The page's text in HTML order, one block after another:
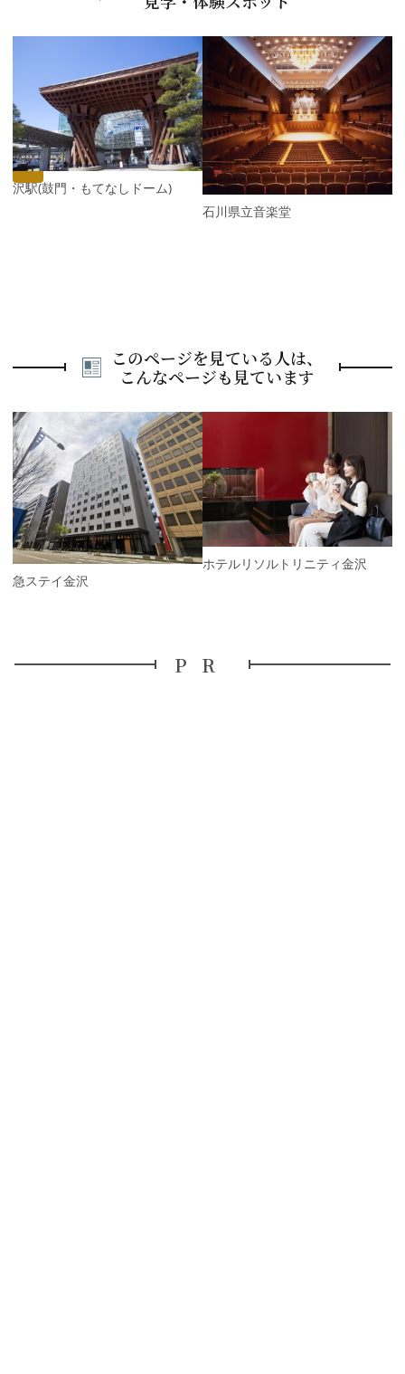
i
o
u
s
金沢駅(鼓門・もてなしドーム)
石川県立音楽堂
N
e
x
t
このページを見ている人は、
こんなページも見ています
P
r
e
v
i
o
u
s
東急ステイ金沢
ホテルリソルトリニティ金沢
x
t
PR